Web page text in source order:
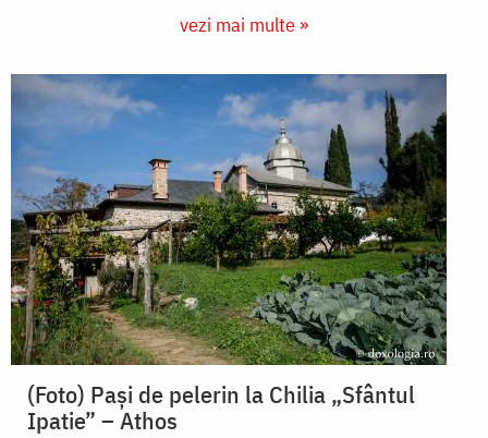
vezi mai multe »
(Foto) Pași de pelerin la Chilia „Sfântul
Ipatie” – Athos